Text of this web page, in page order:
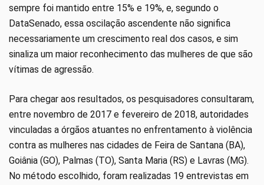
sempre foi mantido entre 15% e 19%, e, segundo o
DataSenado, essa oscilação ascendente não significa
necessariamente um crescimento real dos casos, e sim
sinaliza um maior reconhecimento das mulheres de que são
vítimas de agressão.
Para chegar aos resultados, os pesquisadores consultaram,
entre novembro de 2017 e fevereiro de 2018, autoridades
vinculadas a órgãos atuantes no enfrentamento à violência
contra as mulheres nas cidades de Feira de Santana (BA),
Goiânia (GO), Palmas (TO), Santa Maria (RS) e Lavras (MG).
No método escolhido, foram realizadas 19 entrevistas em